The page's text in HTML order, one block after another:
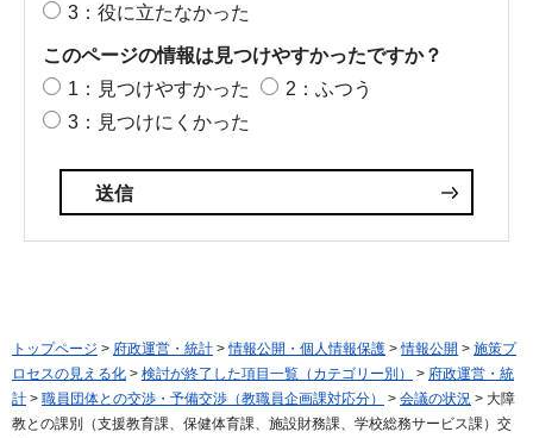
3：役に立たなかった
このページの情報は見つけやすかったですか？
1：見つけやすかった
2：ふつう
3：見つけにくかった
トップページ > 府政運営・統計 >情報公開・個人情報保護 >情報公開 > 施策プ
ロセスの見える化 > 検討が終了した項目一覧（カテゴリー別） > 府政運営・統
計 > 職員団体との交渉・予備交渉（教職員企画課対応分） > 会議の状況 > 大障
教との課別（支援教育課、保健体育課、施設財務課、学校総務サービス課）交